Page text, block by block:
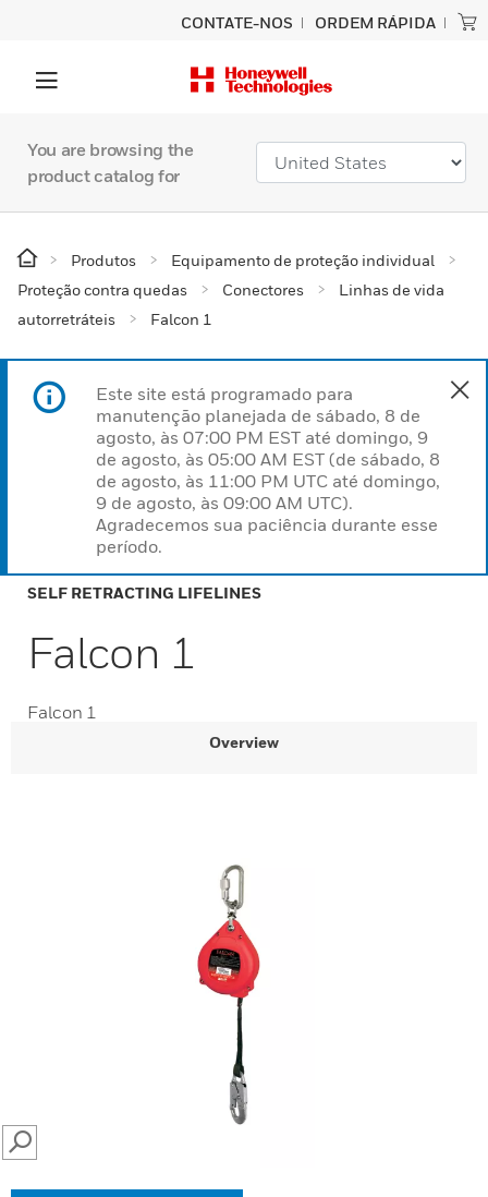
CONTATE-NOS ORDEM RÁPIDA
You are browsing the
product catalog for
Produtos
Equipamento de proteção individual
Proteção contra quedas
Conectores
Linhas de vida
autorretráteis
Falcon 1
Este site está programado para
manutenção planejada de sábado, 8 de
agosto, às 07:00 PM EST até domingo, 9
de agosto, às 05:00 AM EST (de sábado, 8
de agosto, às 11:00 PM UTC até domingo,
9 de agosto, às 09:00 AM UTC).
Agradecemos sua paciência durante esse
período.
SELF RETRACTING LIFELINES
Falcon 1
Falcon 1
Overview
SEARCH